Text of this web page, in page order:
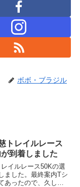
ボボ・ブラジル
トレイルレース
到着しました
イルレース50Kの選
ました。最終案内Tシ
あったので、久しぶ